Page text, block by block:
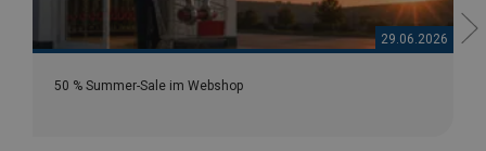
29.06.2026
50 % Summer-Sale im Webshop